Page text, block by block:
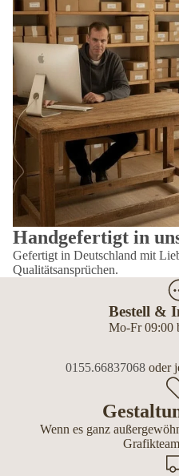
Handgefertigt in
Gefertigt in Deutschland mit
Qualitätsansprüchen.
Bestell &
Mo-Fr 09:00
0155.66837068oder
Wenn es ganz